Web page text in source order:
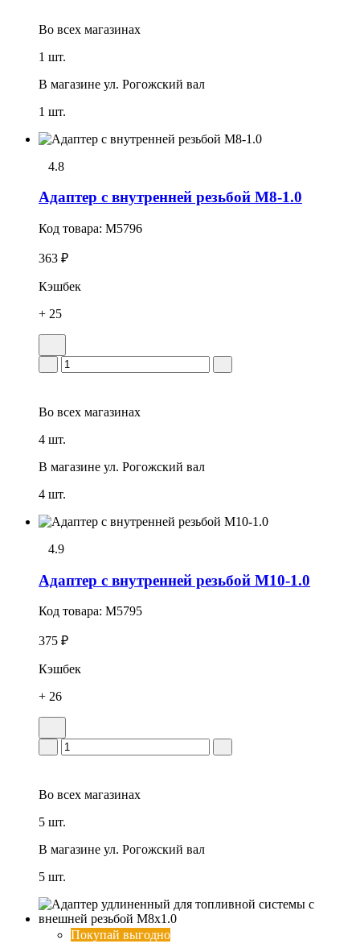
Во всех магазинах
1 шт.
В магазине ул. Рогожский вал
1 шт.
4.8
Адаптер с внутренней резьбой M8-1.0
Код товара: M5796
363 ₽
Кэшбек
+ 25
Во всех магазинах
4 шт.
В магазине ул. Рогожский вал
4 шт.
4.9
Адаптер с внутренней резьбой М10-1.0
Код товара: M5795
375 ₽
Кэшбек
+ 26
Во всех магазинах
5 шт.
В магазине ул. Рогожский вал
5 шт.
Покупай выгодно